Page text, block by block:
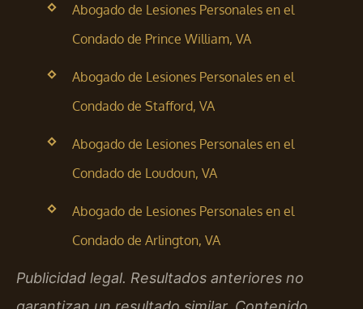
Abogado de Lesiones Personales en el
Condado de Prince William, VA
Abogado de Lesiones Personales en el
Condado de Stafford, VA
Abogado de Lesiones Personales en el
Condado de Loudoun, VA
Abogado de Lesiones Personales en el
Condado de Arlington, VA
Publicidad legal. Resultados anteriores no